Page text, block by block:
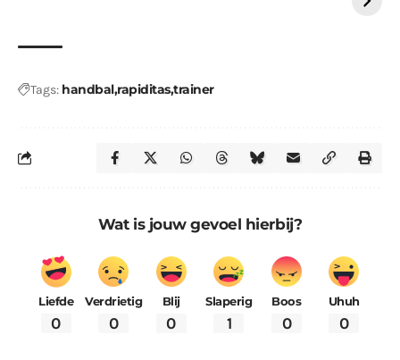
Tags: handbalrapiditastrainer
Wat is jouw gevoel hierbij?
Liefde
0
Verdrietig
0
Blij
0
Slaperig
1
Boos
0
Uhuh
0